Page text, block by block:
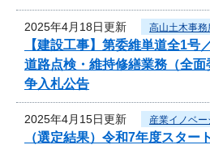
2025年4月18日更新 高山土木事務
【建設工事】第委維単道全1
道路点検・維持修繕業務（全
争入札公告
2025年4月15日更新 産業イノベ
（選定結果）令和7年度スター